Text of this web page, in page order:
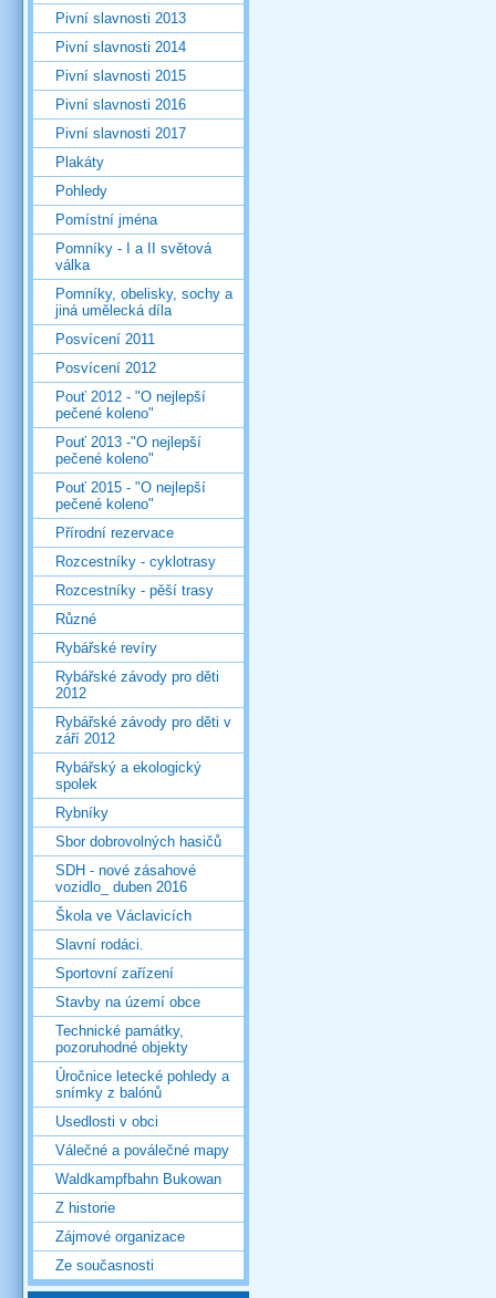
Pivní slavnosti 2013
Pivní slavnosti 2014
Pivní slavnosti 2015
Pivní slavnosti 2016
Pivní slavnosti 2017
Plakáty
Pohledy
Pomístní jména
Pomníky - I a II světová
válka
Pomníky, obelisky, sochy a
jiná umělecká díla
Posvícení 2011
Posvícení 2012
Pouť 2012 - "O nejlepší
pečené koleno"
Pouť 2013 -"O nejlepší
pečené koleno"
Pouť 2015 - "O nejlepší
pečené koleno"
Přírodní rezervace
Rozcestníky - cyklotrasy
Rozcestníky - pěší trasy
Různé
Rybářské revíry
Rybářské závody pro děti
2012
Rybářské závody pro děti v
září 2012
Rybářský a ekologický
spolek
Rybníky
Sbor dobrovolných hasičů
SDH - nové zásahové
vozidlo_ duben 2016
Škola ve Václavicích
Slavní rodáci.
Sportovní zařízení
Stavby na území obce
Technické památky,
pozoruhodné objekty
Úročnice letecké pohledy a
snímky z balónů
Usedlosti v obci
Válečné a poválečné mapy
Waldkampfbahn Bukowan
Z historie
Zájmové organizace
Ze současnosti